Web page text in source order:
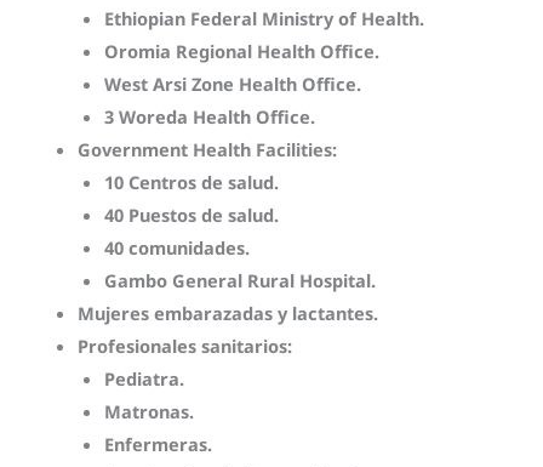
Ethiopian Federal Ministry of Health.
Oromia Regional Health Office.
West Arsi Zone Health Office.
3 Woreda Health Office.
Government Health Facilities:
10 Centros de salud.
40 Puestos de salud.
40 comunidades.
Gambo General Rural Hospital.
Mujeres embarazadas y lactantes.
Profesionales sanitarios:
Pediatra.
Matronas.
Enfermeras.